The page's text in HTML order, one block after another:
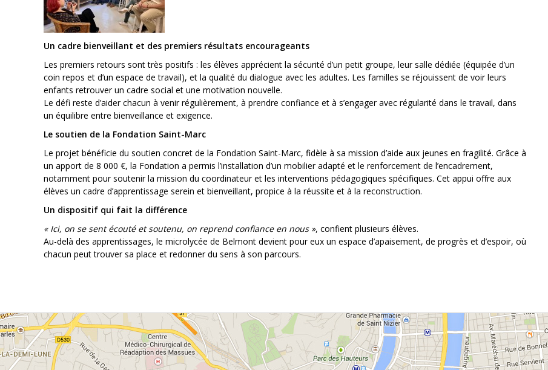
Un cadre bienveillant et des premiers résultats encourageants
Les premiers retours sont très positifs : les élèves apprécient la sécurité d’un petit groupe, leur salle dédiée (équipée d’un
coin repos et d’un espace de travail), et la qualité du dialogue avec les adultes. Les familles se réjouissent de voir leurs
enfants retrouver un cadre social et une motivation nouvelle.
Le défi reste d’aider chacun à venir régulièrement, à prendre confiance et à s’engager avec régularité dans le travail, dans
un équilibre entre bienveillance et exigence.
Le soutien de la Fondation Saint-Marc
Le projet bénéficie du soutien concret de la Fondation Saint-Marc, fidèle à sa mission d’aide aux jeunes en fragilité. Grâce à
un apport de 8 000 €, la Fondation a permis l’installation d’un mobilier adapté et le renforcement de l’encadrement,
notamment pour soutenir la mission du coordinateur et les interventions pédagogiques spécifiques. Cet appui offre aux
élèves un cadre d’apprentissage serein et bienveillant, propice à la réussite et à la reconstruction.
Un dispositif qui fait la différence
« Ici, on se sent écouté et soutenu, on reprend confiance en nous », confient plusieurs élèves.
Au-delà des apprentissages, le microlycée de Belmont devient pour eux un espace d’apaisement, de progrès et d’espoir, où
chacun peut trouver sa place et redonner du sens à son parcours.